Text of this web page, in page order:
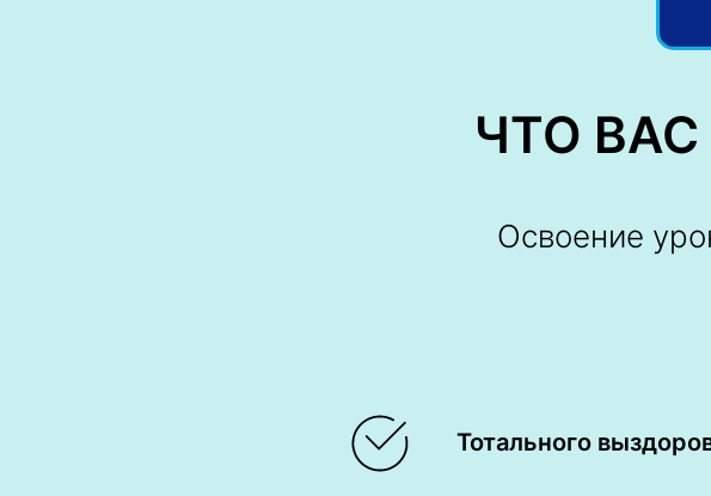
ЧТО
Освоение
Тотального